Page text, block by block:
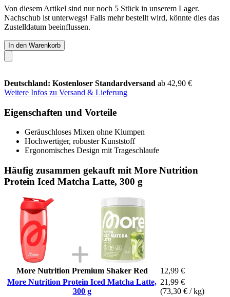
Von diesem Artikel sind nur noch 5 Stück in unserem Lager.
Nachschub ist unterwegs! Falls mehr bestellt wird, könnte dies das
Zustelldatum beeinflussen.
In den Warenkorb
Deutschland: Kostenloser Standardversand ab 42,90 €
Weitere Infos zu Versand & Lieferung
Eigenschaften und Vorteile
Geräuschloses Mixen ohne Klumpen
Hochwertiger, robuster Kunststoff
Ergonomisches Design mit Trageschlaufe
Häufig zusammen gekauft mit More Nutrition
Protein Iced Matcha Latte, 300 g
More Nutrition Premium Shaker Red
12,99 €
More Nutrition Protein Iced Matcha Latte,
300 g
21,99 €
(73,30 € / kg)